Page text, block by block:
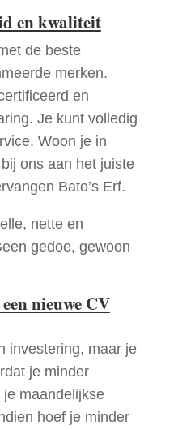
en kwaliteit
de beste
merken.
en
Je kunt volledig
Woon je in
ons aan het juiste
Bato’s Erf.
nette en
gedoe, gewoon
nieuwe CV
investering, maar je
je minder
maandelijkse
hoef je minder